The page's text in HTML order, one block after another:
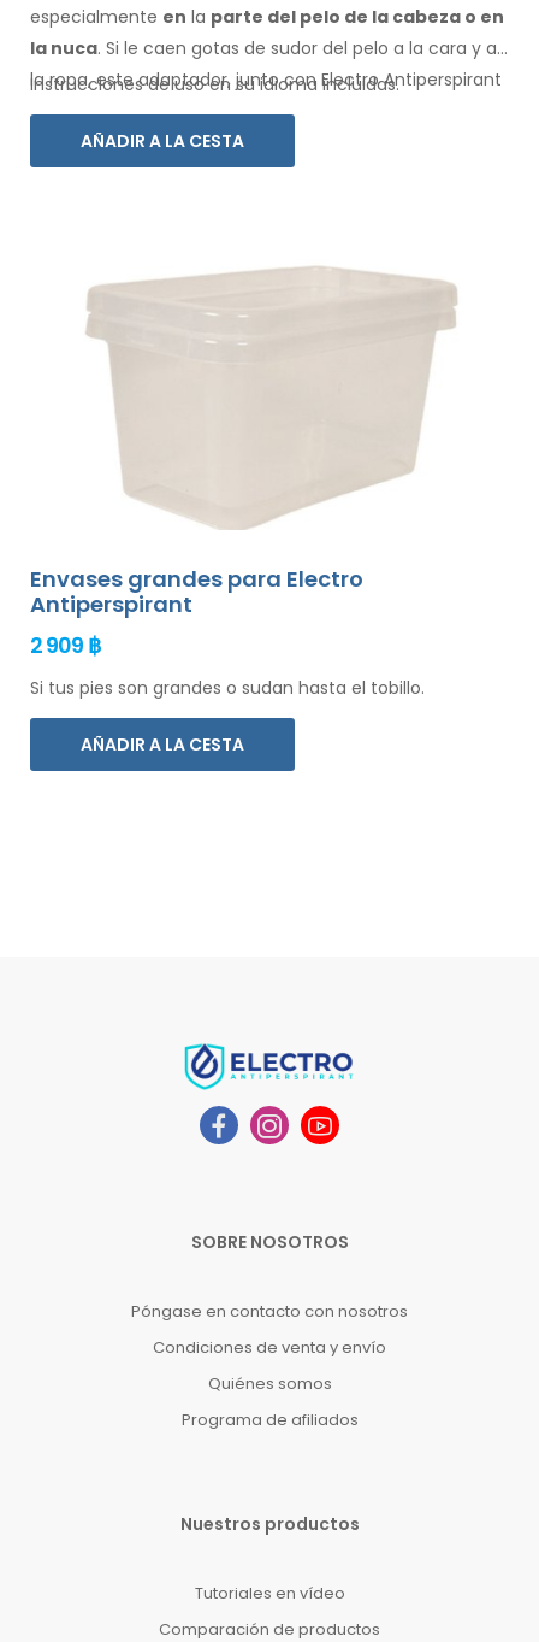
especialmente en la parte del pelo de la cabeza o en
la nuca. Si le caen gotas de sudor del pelo a la cara y a
la ropa, este adaptador, junto con Electro Antiperspirant
Forte o Electro Antiperspirant ELITE, es para usted.
Instrucciones de uso en su idioma incluidas.
AÑADIR A LA CESTA
Envases grandes para Electro
Antiperspirant
2 909 ฿
Si tus pies son grandes o sudan hasta el tobillo.
AÑADIR A LA CESTA
SOBRE NOSOTROS
Póngase en contacto con nosotros
Condiciones de venta y envío
Quiénes somos
Programa de afiliados
Nuestros productos
Tutoriales en vídeo
Comparación de productos